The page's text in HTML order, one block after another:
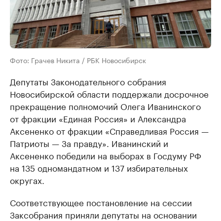
Фото: Грачев Никита / РБК Новосибирск
Депутаты Законодательного собрания
Новосибирской области поддержали досрочное
прекращение полномочий Олега Иванинского
от фракции «Единая Россия» и Александра
Аксененко от фракции «Справедливая Россия —
Патриоты — За правду». Иванинский и
Аксененко победили на выборах в Госдуму РФ
на 135 одномандатном и 137 избирательных
округах.
Соответствующее постановление на сессии
Заксобрания приняли депутаты на основании